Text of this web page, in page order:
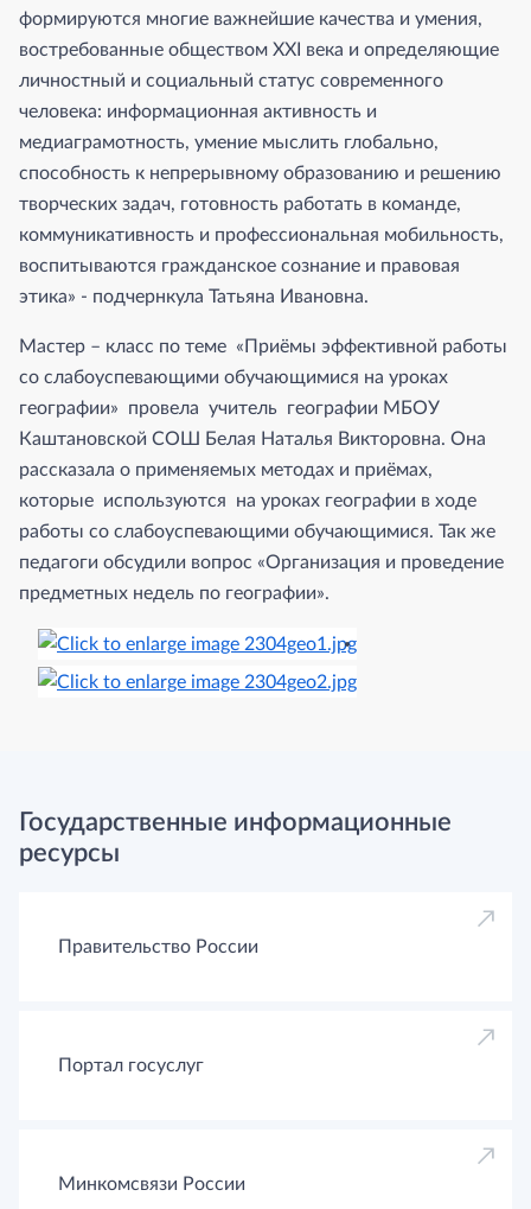
формируются многие важнейшие качества и умения,
востребованные обществом XXI века и определяющие
личностный и социальный статус современного
человека: информационная активность и
медиаграмотность, умение мыслить глобально,
способность к непрерывному образованию и решению
творческих задач, готовность работать в команде,
коммуникативность и профессиональная мобильность,
воспитываются гражданское сознание и правовая
этика» - подчернкула Татьяна Ивановна.
Мастер – класс по теме «Приёмы эффективной работы
со слабоуспевающими обучающимися на уроках
географии» провела учитель географии МБОУ
Каштановской СОШ Белая Наталья Викторовна. Она
рассказала о применяемых методах и приёмах,
которые используются на уроках географии в ходе
работы со слабоуспевающими обучающимися. Так же
педагоги обсудили вопрос «Организация и проведение
предметных недель по географии».
Государственные информационные
ресурсы
Правительство России
Портал госуслуг
Минкомсвязи России